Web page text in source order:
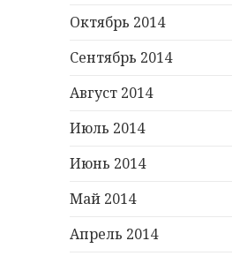
Октябрь 2014
Сентябрь 2014
Август 2014
Июль 2014
Июнь 2014
Май 2014
Апрель 2014